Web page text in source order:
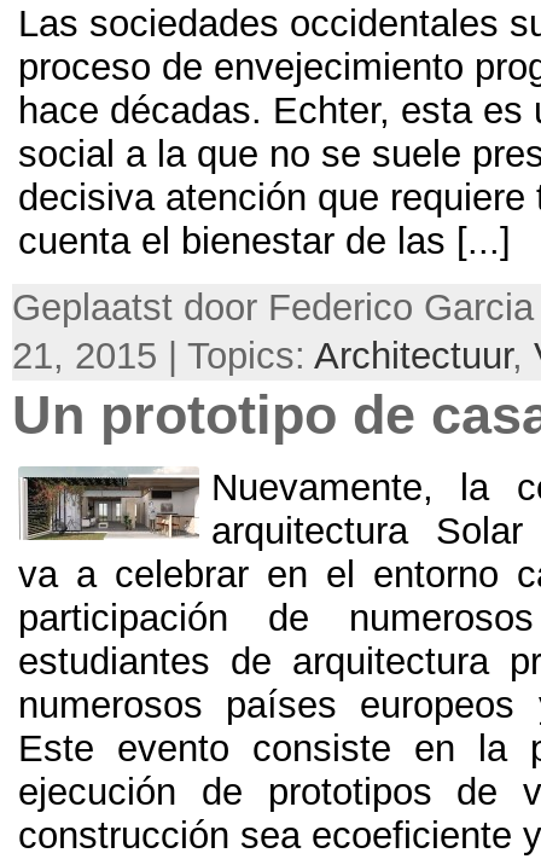
Las sociedades occidentales
proceso de envejecimiento
hace décadas. Echter, esta es
social a la que no se suele
decisiva atención que requiere
cuenta el bienestar de las [...]
Geplaatst door Federico
21, 2015 | Topics: Architectuur,
Un prototipo de
Nuevamente,
la
arquitectura
va a celebrar en el entorno
participación de
estudiantes de arquitectura
numerosos países europeos
Este evento consiste en la
ejecución de prototipos de
construcción sea ecoeficiente